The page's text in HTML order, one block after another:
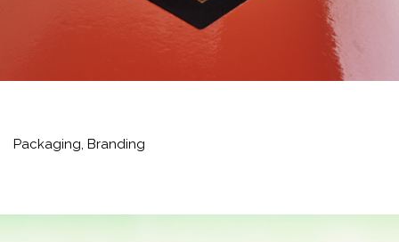
Packaging, Branding